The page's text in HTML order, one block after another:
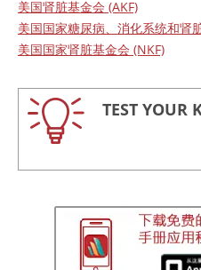
美国肾脏基金会 (AKF)
美国国家糖尿病、消化系统和肾
美国国家肾脏基金会 (NKF)
TEST YOUR